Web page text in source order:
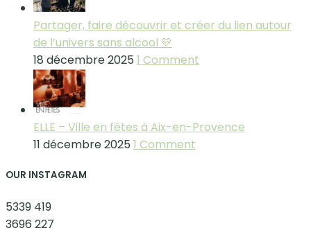
Partager, faire découvrir et créer du lien autour
de l’univers sans alcool 💛
18 décembre 2025 1 Comment
ELLE – Ville en fêtes à Aix-en-Provence
11 décembre 2025 1 Comment
OUR INSTAGRAM
5339 419
3696 227